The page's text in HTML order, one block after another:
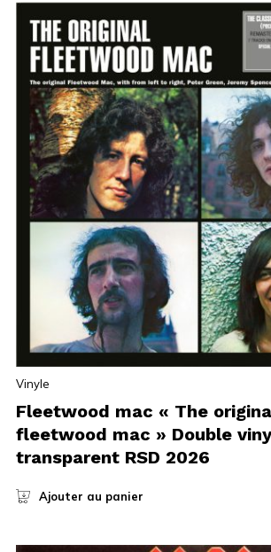
Vinyle
Fleetwood mac « The
fleetwood mac » Double
transparent RSD 2026
Ajouter au panier